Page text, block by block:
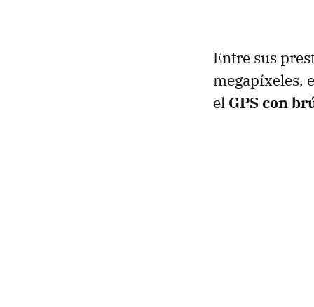
Entre sus
megapíxeles,
el GPScon